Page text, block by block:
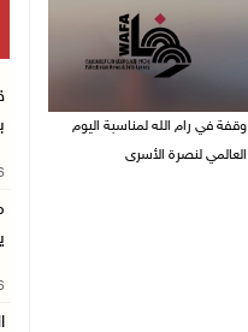
وقفة في رام الله لمناسبة اليوم
العالمي لنصرة الأسرى